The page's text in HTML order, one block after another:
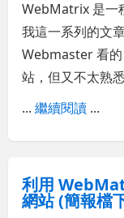
WebMatrix 是一
我這一系列的文
Webmaster 看
站，但又不太熟
...繼續閱讀 ...
利用
網站 (簡報檔